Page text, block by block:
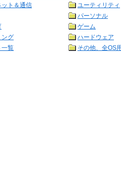
ット＆通信
ユーティリティ
パーソナル
ゲーム
ング
ハードウェア
一覧 その他、全OS